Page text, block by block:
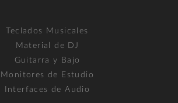
Teclados Musicales
Material de DJ
Guitarra y Bajo
Monitores de Estudio
Interfaces de Audio